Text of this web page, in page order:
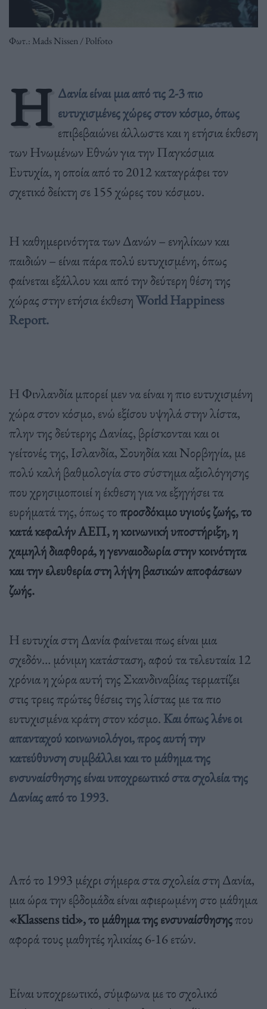
Φωτ.: Mads Nissen / Polfoto
Η Δανία είναι μια από τις 2-3 πιο
ευτυχισμένες χώρες στον κόσμο, όπως
επιβεβαιώνει άλλωστε και η ετήσια έκθεση
των Ηνωμένων Εθνών για την Παγκόσμια
Ευτυχία, η οποία από το 2012 καταγράφει τον
σχετικό δείκτη σε 155 χώρες του κόσμου.
Η καθημερινότητα των Δανών – ενηλίκων και
παιδιών – είναι πάρα πολύ ευτυχισμένη, όπως
φαίνεται εξάλλου και από την δεύτερη θέση της
χώρας στην ετήσια έκθεσηWorld Happiness
Report.
Η Φινλανδία μπορεί μεν να είναι η πιο ευτυχισμένη
χώρα στον κόσμο, ενώ εξίσου υψηλά στην λίστα,
πλην της δεύτερης Δανίας, βρίσκονται και οι
γείτονές της, Ισλανδία, Σουηδία και Νορβηγία, με
πολύ καλή βαθμολογία στο σύστημα αξιολόγησης
που χρησιμοποιεί η έκθεση για να εξηγήσει τα
ευρήματά της, όπως τοπροσδόκιμο υγιούς ζωής, το
κατά κεφαλήν ΑΕΠ, η κοινωνική υποστήριξη, η
χαμηλή διαφθορά, η γενναιοδωρία στην κοινότητα
και την ελευθερία στη λήψη βασικών αποφάσεων
ζωής.
Η ευτυχία στη Δανία φαίνεται πως είναι μια
σχεδόν… μόνιμη κατάσταση, αφού τα τελευταία 12
χρόνια η χώρα αυτή της Σκανδιναβίας τερματίζει
στις τρεις πρώτες θέσεις της λίστας με τα πιο
ευτυχισμένα κράτη στον κόσμο. Και όπως λένε οι
απανταχού κοινωνιολόγοι, προς αυτή την
κατεύθυνση συμβάλλει και το μάθημα της
ενσυναίσθησης είναι υποχρεωτικό στα σχολεία της
Δανίας από το 1993.
Από το 1993 μέχρι σήμερα στα σχολεία στη Δανία,
μια ώρα την εβδομάδα είναι αφιερωμένη στο μάθημα
«Klassens tid», το μάθημα της ενσυναίσθησηςπου
αφορά τους μαθητές ηλικίας 6-16 ετών.
Είναι υποχρεωτικό, σύμφωνα με το σχολικό